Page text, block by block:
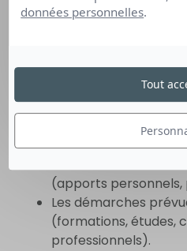
Une présentation
concurrence,
Une stratégie
vente,
Un budget
charges et des
(apports
Les démarches
(formations, études,
professionnels).
données personnelles.
Tout